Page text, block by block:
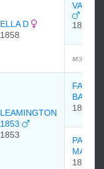
ELLA D
1858
1850
LEAMINGTON
1853
1853
1841
MARE
1841